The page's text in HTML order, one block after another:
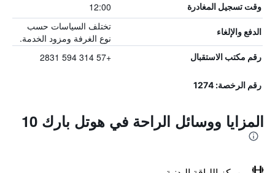
وقت تسجيل المغادرة 12:00
الدفع والإلغاء
تختلف السياسات حسب
نوع الغرفة ومزود الخدمة.
رقم مكتب الاستقبال +57 314 594 2831
رقم الرخصة: 1274
المزايا ووسائل الراحة في هوتل بارك 10